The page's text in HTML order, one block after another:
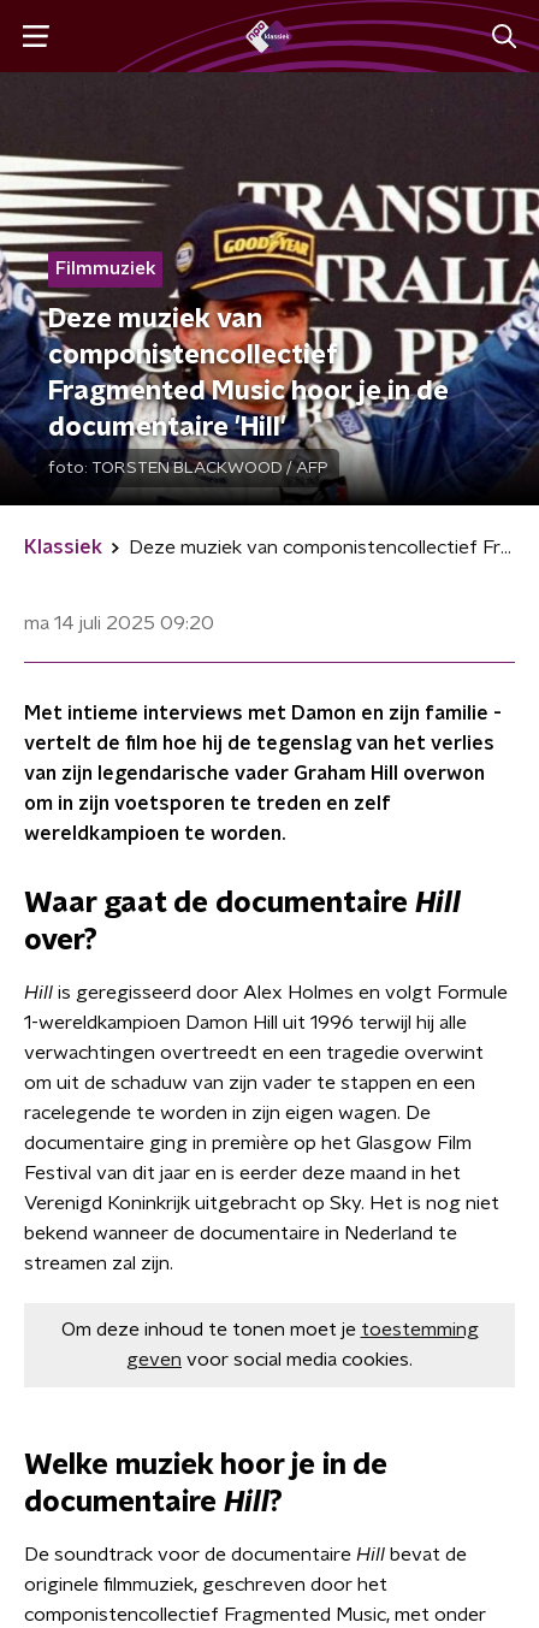
Filmmuziek
Deze muziek van
componistencollectief
Fragmented Music hoor je in de
documentaire 'Hill'
foto: TORSTEN BLACKWOOD / AFP
Klassiek Deze muziek van componistencollectief Fragmented Music hoor je in de documentaire 'Hill'
ma 14 juli 2025 09:20
Met intieme interviews met Damon en zijn familie -
vertelt de film hoe hij de tegenslag van het verlies
van zijn legendarische vader Graham Hill overwon
om in zijn voetsporen te treden en zelf
wereldkampioen te worden.
Waar gaat de documentaire Hill
over?
Hill is geregisseerd door Alex Holmes en volgt Formule
1-wereldkampioen Damon Hill uit 1996 terwijl hij alle
verwachtingen overtreedt en een tragedie overwint
om uit de schaduw van zijn vader te stappen en een
racelegende te worden in zijn eigen wagen. De
documentaire ging in première op het Glasgow Film
Festival van dit jaar en is eerder deze maand in het
Verenigd Koninkrijk uitgebracht op Sky. Het is nog niet
bekend wanneer de documentaire in Nederland te
streamen zal zijn.
Om deze inhoud te tonen moet je toestemming
geven voor social media cookies.
Welke muziek hoor je in de
documentaire Hill?
De soundtrack voor de documentaire Hill bevat de
originele filmmuziek, geschreven door het
componistencollectief Fragmented Music, met onder